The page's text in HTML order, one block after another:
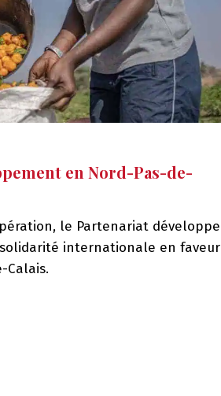
en Nord-Pas-de-
le Partenariat développe
internationale en faveur
Calais.